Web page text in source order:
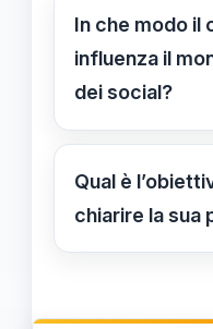
social da parte
necessità di
diffamazioni o
In che modo il
influenza il
dei social?
Sottolinea
trasparente
di azioni legali
Qual è
chiarire la sua
L’obiettivo è